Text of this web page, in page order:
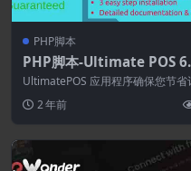
PHP脚本
PHP脚本-Ultimate POS
最佳 ERP.库存管理.销售点和
票应用程序
UltimatePOS 应用程序确保您节省
2 年前